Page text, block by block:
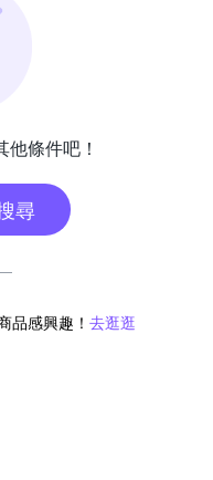
條件吧！
尋
品感興趣！ 去逛逛